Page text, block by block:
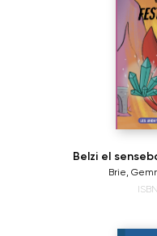
Belzi el
Brie,